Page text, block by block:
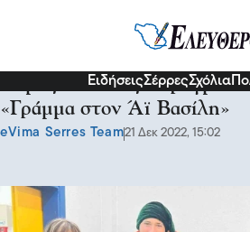
ΕιδήσειςΣέρρεςΣχόλια
Δήμος Σιντικής:
«Γράμμα στον Άϊ Βασίλη»
eVima Serres Team21 Δεκ 2022, 15:02